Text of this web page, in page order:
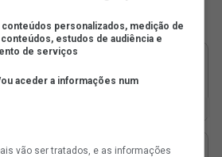
conteúdos personalizados, medição de
estudos de audiência e
de serviços
aceder a informações num
vão ser tratados, e as informações